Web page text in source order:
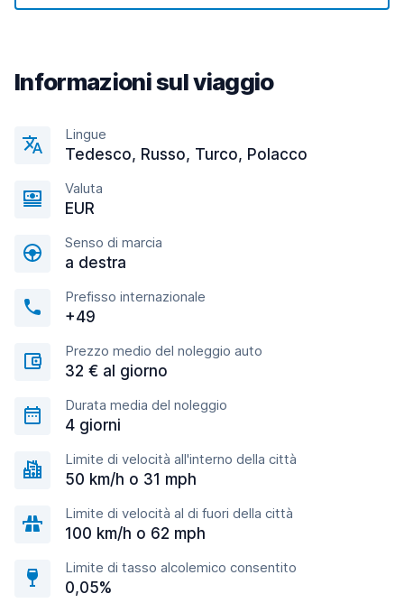
Informazioni sul viaggio
Lingue
Tedesco, Russo, Turco, Polacco
Valuta
EUR
Senso di marcia
a destra
Prefisso internazionale
+49
Prezzo medio del noleggio auto
32 € al giorno
Durata media del noleggio
4 giorni
Limite di velocità all'interno della città
50 km/h o 31 mph
Limite di velocità al di fuori della città
100 km/h o 62 mph
Limite di tasso alcolemico consentito
0,05%